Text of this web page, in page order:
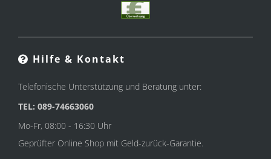
Hilfe & Kontakt
Telefonische Unterstützung und Beratung unter:
TEL: 089-74663060
Mo-Fr, 08:00 - 16:30 Uhr
Geprüfter Online Shop mit Geld-zurück-Garantie.